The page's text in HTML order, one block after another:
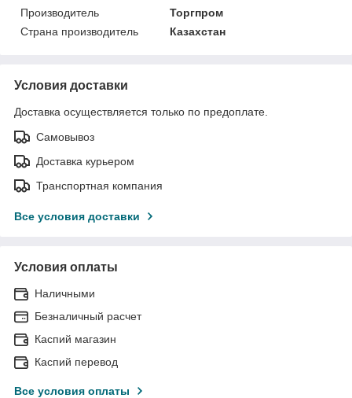
Производитель
Торгпром
Страна производитель
Казахстан
Условия доставки
Доставка осуществляется только по предоплате.
Самовывоз
Доставка курьером
Транспортная компания
Все условия доставки
Условия оплаты
Наличными
Безналичный расчет
Каспий магазин
Каспий перевод
Все условия оплаты